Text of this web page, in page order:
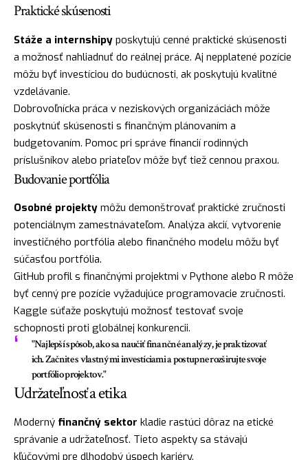
Praktické skúsenosti
Stáže a internshipy poskytujú cenné praktické skúsenosti
a možnosť nahliadnuť do reálnej práce. Aj nepplatené pozície
môžu byť investíciou do budúcnosti, ak poskytujú kvalitné
vzdelávanie.
Dobrovoľnícka práca v neziskových organizáciách môže
poskytnúť skúsenosti s finančným plánovaním a
budgetovaním. Pomoc pri správe financií rodinných
príslušníkov alebo priateľov môže byť tiež cennou praxou.
Budovanie portfólia
Osobné projekty môžu demonštrovať praktické zručnosti
potenciálnym zamestnávateľom. Analýza akcií, vytvorenie
investičného portfólia alebo finančného modelu môžu byť
súčasťou portfólia.
GitHub profil s finančnými projektmi v Pythone alebo R môže
byť cenný pre pozície vyžadujúce programovacie zručnosti.
Kaggle súťaže poskytujú možnosť testovať svoje
schopnosti proti globálnej konkurencii.
"Najlepší spôsob, ako sa naučiť finančné analýzy, je praktizovať
ich. Začnite s vlastnými investíciami a postupne rozširujte svoje
portfólio projektov."
Udržateľnosť a etika
Moderný finančný sektor kladie rastúci dôraz na etické
správanie a udržateľnosť. Tieto aspekty sa stávajú
kľúčovými pre dlhodobý úspech kariéry.